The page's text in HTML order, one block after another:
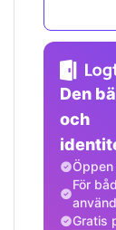
Den
och
För
Gratis